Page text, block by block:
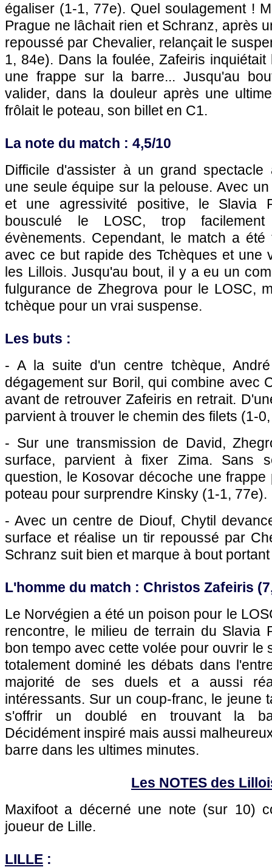
égaliser (1-1, 77e). Quel soulagement !
Prague ne lâchait rien et Schranz, après
repoussé par Chevalier, relançait le
1, 84e). Dans la foulée, Zafeiris
une frappe sur la barre... Jusqu'au
valider, dans la douleur après une
frôlait le poteau, son billet en C1.
La note du match : 4,5/10
Difficile d'assister à un grand spectacle
une seule équipe sur la pelouse. Avec
et une agressivité positive, le Slavia
bousculé le LOSC, trop
évènements. Cependant, le match a
avec ce but rapide des Tchèques et une
les Lillois. Jusqu'au bout, il y a eu un
fulgurance de Zhegrova pour le LOSC,
tchèque pour un vrai suspense.
Les buts :
- A la suite d'un centre tchèque,
dégagement sur Boril, qui combine avec
avant de retrouver Zafeiris en retrait.
parvient à trouver le chemin des filets (1-
- Sur une transmission de David,
surface, parvient à fixer Zima. Sans
question, le Kosovar décoche une
poteau pour surprendre Kinsky (1-1, 77e).
- Avec un centre de Diouf, Chytil
surface et réalise un tir repoussé par
Schranz suit bien et marque à bout
L'homme du match : Christos Zafeiris
Le Norvégien a été un poison pour le
rencontre, le milieu de terrain du Slavia
bon tempo avec cette volée pour ouvrir le
totalement dominé les débats dans
majorité de ses duels et a aussi
intéressants. Sur un coup-franc, le jeune
s'offrir un doublé en trouvant la
Décidément inspiré mais aussi
barre dans les ultimes minutes.
Les NOTES des
Maxifoot a décerné une note (sur 10)
joueur de Lille.
LILLE :